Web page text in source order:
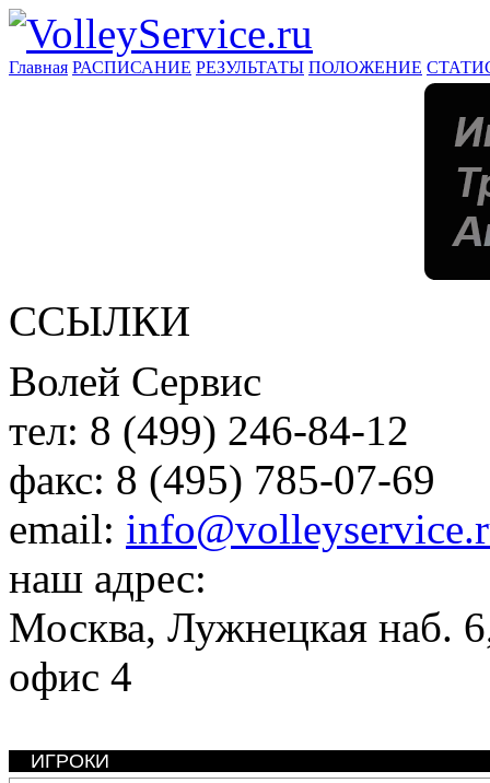
Главная РАСПИСАНИЕ РЕЗУЛЬТАТЫ ПОЛОЖЕНИЕ
ССЫЛКИ
Волей Сервис
тел: 8 (499) 246-84-12
факс: 8 (495) 785-07-69
email:
наш адрес:
Москва, Лужнецкая наб.
офис 4
ИГРОКИ